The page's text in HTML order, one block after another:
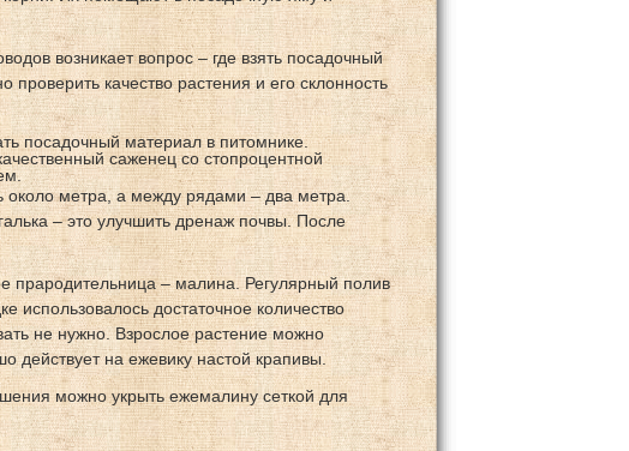
возникает вопрос – где взять посадочный
качество растения и его склонность
посадочный материал в питомнике.
саженец со стопроцентной
метра, а между рядами – два метра.
– это улучшить дренаж почвы. После
прародительница – малина. Регулярный полив
использовалось достаточное количество
не нужно. Взрослое растение можно
действует на ежевику настой крапивы.
можно укрыть ежемалину сеткой для